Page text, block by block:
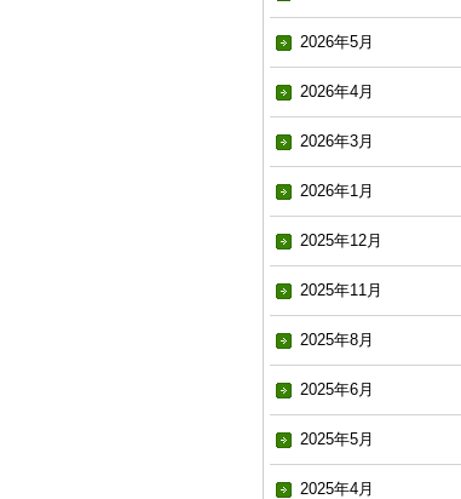
2026年5月
2026年4月
2026年3月
2026年1月
2025年12月
2025年11月
2025年8月
2025年6月
2025年5月
2025年4月